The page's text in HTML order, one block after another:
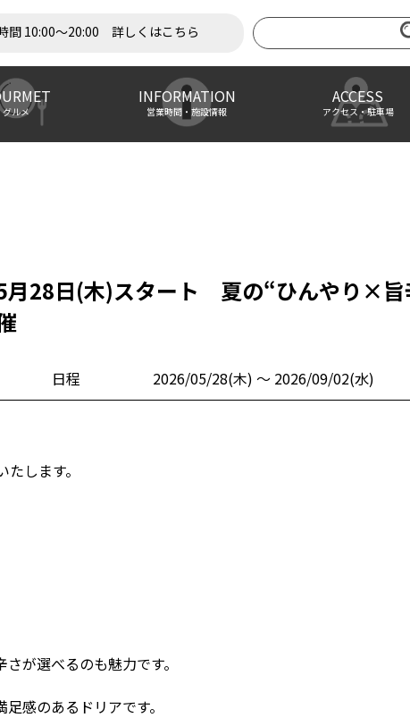
間 10:00～20:00 詳しくはこちら
グルメ
INFORMATION
営業時間・施設情報
ACCESS
アクセス・駐車場
月28日(木)スタート 夏の“ひんやり×旨
日程 2026/05/28(木) 〜 2026/09/02(水)
します。
が選べるのも魅力です。
感のあるドリアです。